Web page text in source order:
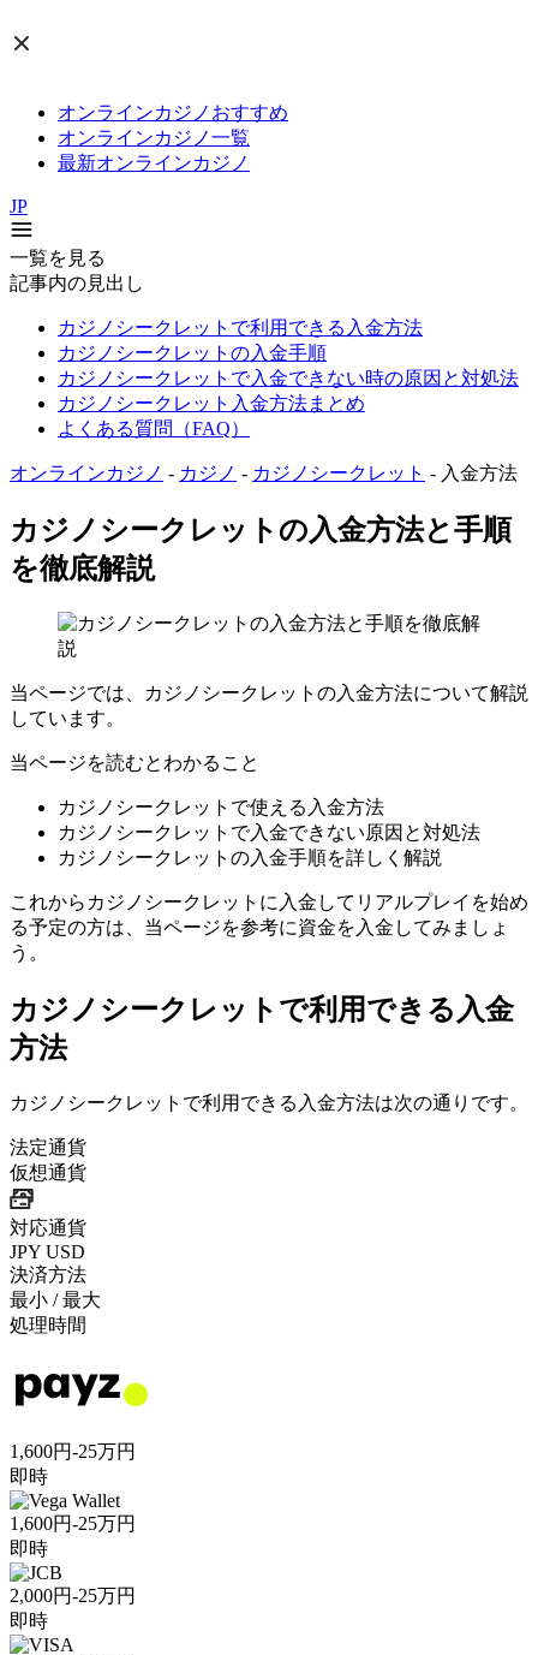
オンラインカジノおすすめ
オンラインカジノ一覧
最新オンラインカジノ
JP
一覧を見る
記事内の見出し
カジノシークレットで利用できる入金方法
カジノシークレットの入金手順
カジノシークレットで入金できない時の原因と対処法
カジノシークレット入金方法まとめ
よくある質問（FAQ）
オンラインカジノ - カジノ - カジノシークレット - 入金方法
カジノシークレットの入金方法と手順
を徹底解説
当ページでは、カジノシークレットの入金方法について解説
しています。
当ページを読むとわかること
カジノシークレットで使える入金方法
カジノシークレットで入金できない原因と対処法
カジノシークレットの入金手順を詳しく解説
これからカジノシークレットに入金してリアルプレイを始め
る予定の方は、当ページを参考に資金を入金してみましょ
う。
カジノシークレットで利用できる入金
方法
カジノシークレットで利用できる入金方法は次の通りです。
法定通貨
仮想通貨
対応通貨
JPY USD
決済方法
最小 / 最大
処理時間
1,600円-25万円
即時
1,600円-25万円
即時
2,000円-25万円
即時